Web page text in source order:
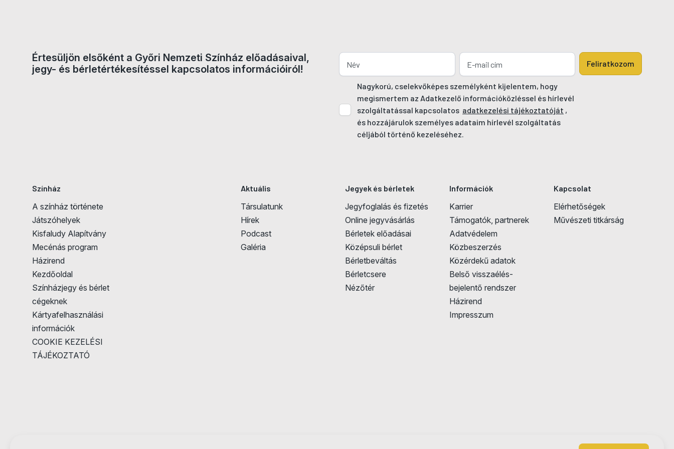
Jegyvásárlás
Értesüljön elsőként a Győri Nemzeti Színház előadásaival,
jegy- és bérletértékesítéssel kapcsolatos információiról!
Nagykorú, cselekvőképes személyként kijelentem, hogy
megismertem az Adatkezelő információközléssel és hírlevél
szolgáltatással kapcsolatos adatkezelési tájékoztatóját ,
és hozzájárulok személyes adataim hírlevél szolgáltatás
céljából történő kezeléséhez.
Feliratkozom
Színház
A színház története
Játszóhelyek
Kisfaludy Alapítvány
Mecénás program
Házirend
Kezdőoldal
Színházjegy és bérlet
cégeknek
Kártyafelhasználási
információk
COOKIE KEZELÉSI
TÁJÉKOZTATÓ
Aktuális
Társulatunk
Hírek
Podcast
Galéria
Jegyek és bérletek
Jegyfoglalás és fizetés
Online jegyvásárlás
Bérletek előadásai
Középsuli bérlet
Bérletbeváltás
Bérletcsere
Nézőtér
Információk
Karrier
Támogatók, partnerek
Adatvédelem
Közbeszerzés
Közérdekű adatok
Belső visszaélés-
bejelentő rendszer
Házirend
Impresszum
Kapcsolat
Elérhetőségek
Művészeti titkárság